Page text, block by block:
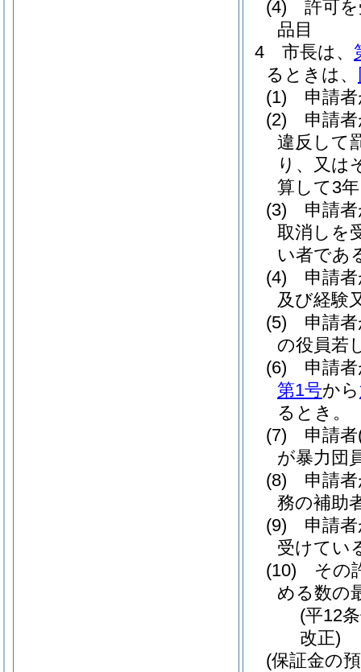
(4)
許可
品目
4
市長は、
るときは、
(1)
申請
(2)
申請
違反して
り、又は
算して3
(3)
申請
取消しを
い者であ
(4)
申請
及び経験
(5)
申請
の役員若
(6)
申請
第1号から
るとき。
(7)
申請者
が暴力団
(8)
申請
務の補助
(9)
申請
受けてい
(10)
その
める数の
(平12
改正)
(保証金の